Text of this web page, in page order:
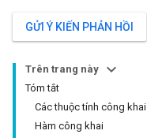
GỬI Ý KIẾN PHẢN HỒI
Trên trang này
Tóm tắt
Các thuộc tính công khai
Hàm công khai